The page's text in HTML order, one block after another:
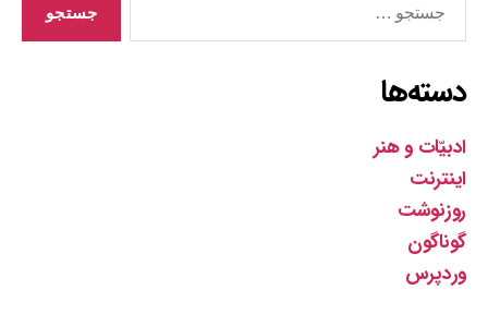
دسته‌ها
ادبیّات و هنر
اینترنت
روزنوشت
گوناگون
وردپرس